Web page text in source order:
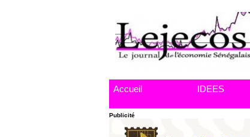
Accueil IDEES
Publicité